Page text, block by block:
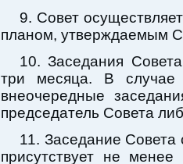
9. Совет
планом, утверждаемым
10. Заседания
три месяца. В случае
внеочередные
председатель Совета
11. Заседание
присутствует не